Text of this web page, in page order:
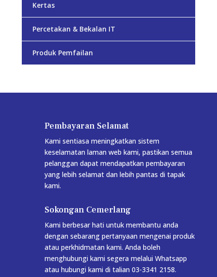
Kertas
Percetakan & Bekalan IT
Produk Pemfailan
Pembayaran Selamat
Kami sentiasa meningkatkan sistem
keselamatan laman web kami, pastikan semua
pelanggan dapat mendapatkan pembayaran
yang lebih selamat dan lebih pantas di tapak
kami.
Sokongan Cemerlang
Kami berbesar hati untuk membantu anda
dengan sebarang pertanyaan mengenai produk
atau perkhidmatan kami. Anda boleh
menghubungi kami segera melalui Whatsapp
atau hubungi kami di talian 03-3341 2158.